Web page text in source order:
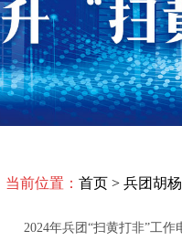
当前位置： 首页 > 兵团胡
2024年兵团“扫黄打非”工